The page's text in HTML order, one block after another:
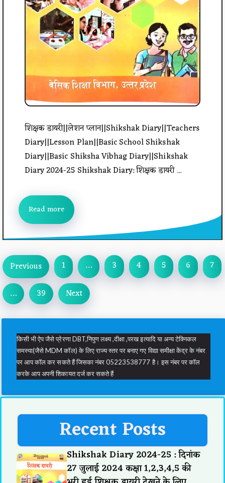
शिक्षक डायरी||लेशन प्लान||Shikshak Diary||Teachers
Diary||Lesson Plan||Basic School Shikshak
Diary||Basic Shiksha Vibhag Diary||Shikshak
Diary 2024-25 Shikshak Diary: शिक्षक डायरी ...
Read more
Previous 1 … 3 4 5 6
7
…
39 Next
किसी भी ऐप जैसे प्रेरणा DBT,निपुण लक्ष्य ,दीक्षा ,परख इत्यादि या अन्य टेक्निकल
समस्या(जैसे MDM कॉल) के लिए राज्य स्तर पर बनाए गए विद्या समीक्षा केंद्र के नंबर
पर आप कॉल कर सकते हैं जिसका नंबर 05223538777 है। इस नंबर पर कॉल
करके आप अपनी शिकायत दर्ज कर सकते हैं
Recent Posts
Shikshak Diary 2024-25 : दिनांक
27 जुलाई 2024 कक्षा 1,2,3,4,5 की